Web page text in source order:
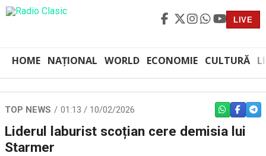
LIVE
HOME NAȚIONAL WORLD ECONOMIE CULTURĂ
TOP NEWS 01:13 / 10/02/2026 WHATSAPP
Liderul laburist scoțian cere demisia lui
Starmer